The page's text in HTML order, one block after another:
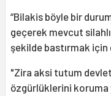
“Bilakis böyle bir
geçerek mevcut
şekilde bastırmak
"Zira aksi tutum
özgürlüklerini